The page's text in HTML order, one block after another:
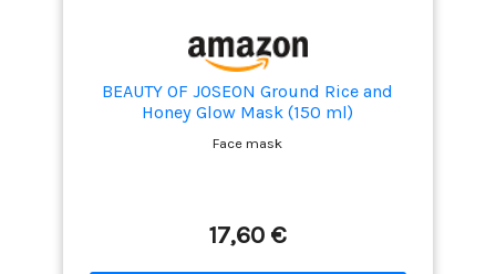
BEAUTY OF JOSEON Ground Rice and
Honey Glow Mask (150 ml)
Face mask
17,60 €